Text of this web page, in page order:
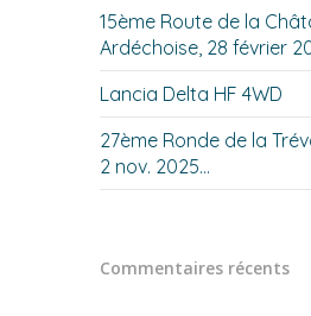
15ème Route de la
Ardéchoise, 28 février
Lancia Delta HF 4WD
27ème Ronde de la
2 nov. 2025…
Commentaires récents